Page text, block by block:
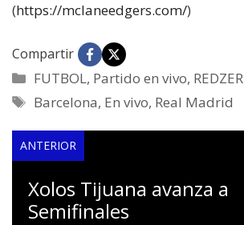
(https://mclaneedgers.com/)
Compartir
Categorías
FUTBOL, Partido en vivo, REDZER
Etiquetas
Barcelona, En vivo, Real Madrid
ANTERIOR
Xolos Tijuana avanza a
Semifinales